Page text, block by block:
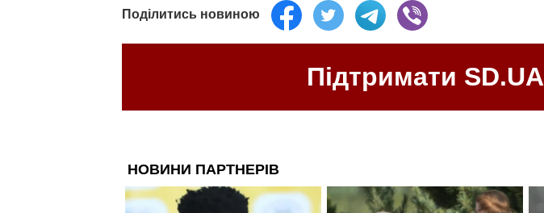
Поділитись новиною
Підтримати SD.UA